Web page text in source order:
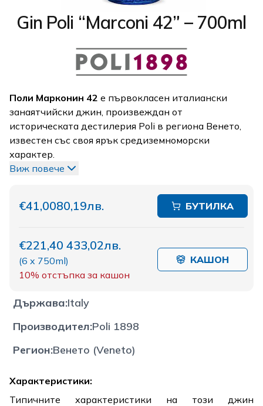
Gin Poli “Marconi 42” – 700ml
Поли Марконин 42 е първокласен италиански
занаятчийски джин, произвеждан от
историческата дестилерия Poli в региона Венето,
известен със своя ярък средиземноморски
характер.
Виж повече
€41,0080,19лв. БУТИЛКА
€221,40 433,02лв.
(6 x 750ml)
10% отстъпка за кашон
КАШОН
Държава:Italy
Производител:Poli 1898
Регион:Венето (Veneto)
Характеристики:
Типичните характеристики на този джин